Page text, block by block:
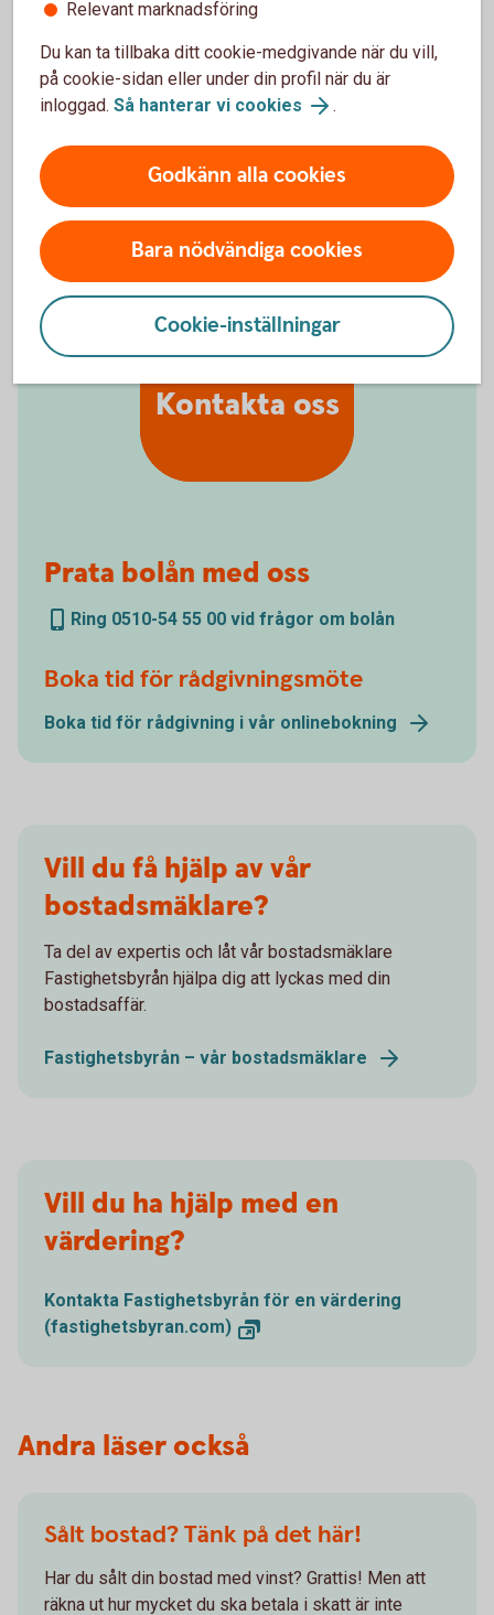
För att se detta innehåll behöver du först
Kontakta oss
Prata bolån med oss
Ring 0510-54 55 00 vid frågor om bolån
Boka tid för rådgivningsmöte
Boka tid för rådgivning i vår onlinebokning
Vill du få hjälp av vår
bostadsmäklare?
Ta del av expertis och låt vår bostadsmäklare
Fastighetsbyrån hjälpa dig att lyckas med din
bostadsaffär.
Fastighetsbyrån – vår bostadsmäklare
Vill du ha hjälp med en
värdering?
Kontakta Fastighetsbyrån för en värdering
(fastighetsbyran.com)
Andra läser också
Sålt bostad? Tänk på det här!
Har du sålt din bostad med vinst? Grattis! Men att
räkna ut hur mycket du ska betala i skatt är inte
Relevant marknadsföring
Du kan ta tillbaka ditt cookie-medgivande när du vill,
på cookie-sidan eller under din profil när du är
inloggad. Så hanterar vi cookies .
Godkänn alla cookies
Bara nödvändiga cookies
Cookie-inställningar